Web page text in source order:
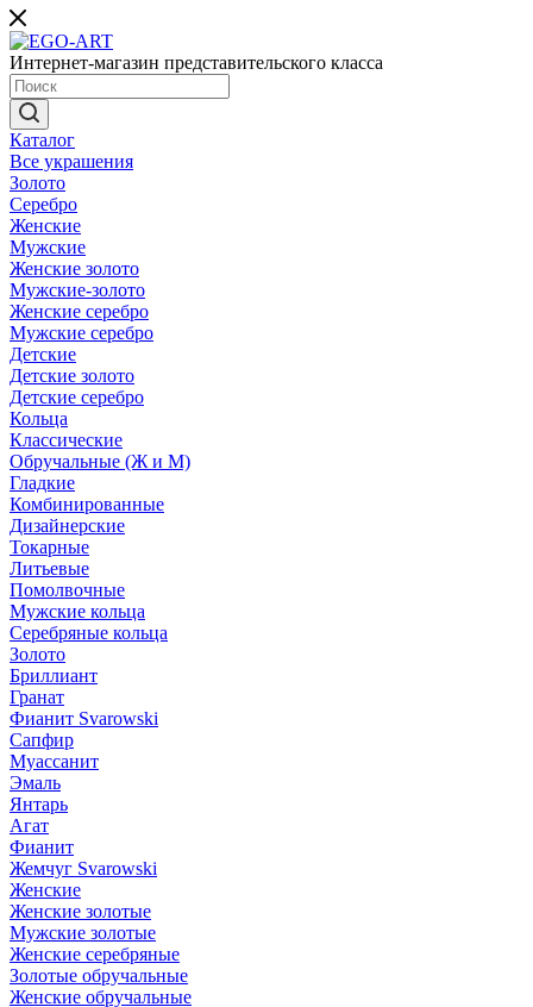
Интернет-магазин представительского класса
Каталог
Все украшения
Золото
Серебро
Женские
Мужские
Женские золото
Мужские-золото
Женские серебро
Мужские серебро
Детские
Детские золото
Детские серебро
Кольца
Классические
Обручальные (Ж и М)
Гладкие
Комбинированные
Дизайнерские
Токарные
Литьевые
Помолвочные
Мужские кольца
Серебряные кольца
Золото
Бриллиант
Гранат
Фианит Svarowski
Сапфир
Муассанит
Эмаль
Янтарь
Агат
Фианит
Жемчуг Svarowski
Женские
Женские золотые
Мужские золотые
Женские серебряные
Золотые обручальные
Женские обручальные